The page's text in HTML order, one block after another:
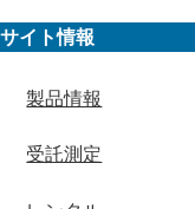
サイト情報
製品情報
受託測定